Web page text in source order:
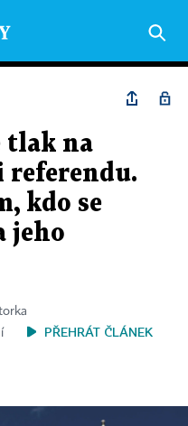
tlak na
referendu.
kdo se
jeho
PŘEHRÁT ČLÁNEK